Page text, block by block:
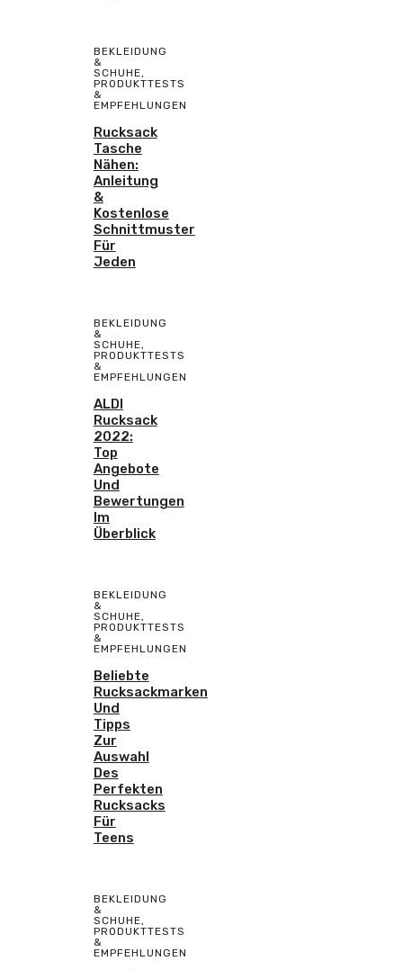
BEKLEIDUNG
&
SCHUHE,
PRODUKTTESTS
&
EMPFEHLUNGEN
Rucksack
Tasche
Nähen:
Anleitung
&
Kostenlose
Schnittmuster
Für
Jeden
BEKLEIDUNG
&
SCHUHE,
PRODUKTTESTS
&
EMPFEHLUNGEN
ALDI
Rucksack
2022:
Top
Angebote
Und
Bewertungen
Im
Überblick
BEKLEIDUNG
&
SCHUHE,
PRODUKTTESTS
&
EMPFEHLUNGEN
Beliebte
Rucksackmarken
Und
Tipps
Zur
Auswahl
Des
Perfekten
Rucksacks
Für
Teens
BEKLEIDUNG
&
SCHUHE,
PRODUKTTESTS
&
EMPFEHLUNGEN